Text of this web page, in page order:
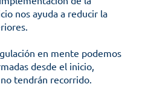
nos ayuda a reducir la
en mente podemos
desde el inicio,
tendrán recorrido.